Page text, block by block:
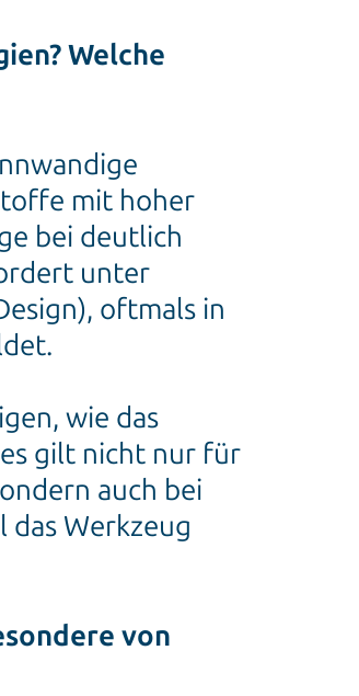
Welche
mit hoher
bei deutlich
unter
oftmals in
wie das
gilt nicht nur für
auch bei
das Werkzeug
von